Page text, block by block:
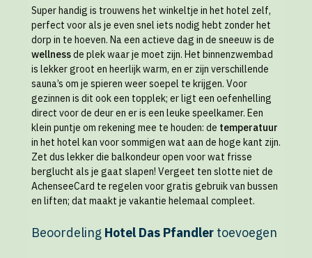
Super handig is trouwens het winkeltje in het hotel zelf,
perfect voor als je even snel iets nodig hebt zonder het
dorp in te hoeven. Na een actieve dag in de sneeuw is de
wellnessde plek waar je moet zijn. Het binnenzwembad
is lekker groot en heerlijk warm, en er zijn verschillende
sauna’s om je spieren weer soepel te krijgen. Voor
gezinnen is dit ook een topplek; er ligt een oefenhelling
direct voor de deur en er is een leuke speelkamer. Een
klein puntje om rekening mee te houden: de temperatuur
in het hotel kan voor sommigen wat aan de hoge kant zijn.
Zet dus lekker die balkondeur open voor wat frisse
berglucht als je gaat slapen! Vergeet ten slotte niet de
AchenseeCard te regelen voor gratis gebruik van bussen
en liften; dat maakt je vakantie helemaal compleet.
Beoordeling Hotel Das Pfandler toevoegen